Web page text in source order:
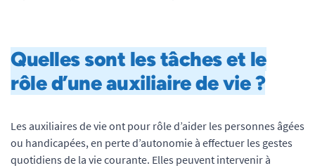
Quelles sont les tâches et le
rôle d’une auxiliaire de vie ?
Les auxiliaires de vie ont pour rôle d’aider les personnes âgées
ou handicapées, en perte d’autonomie à effectuer les gestes
quotidiens de la vie courante. Elles peuvent intervenir à